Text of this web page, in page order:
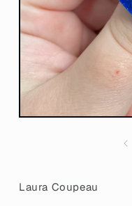
Ouvrir
fenêtre
modale
Laura Coupeau